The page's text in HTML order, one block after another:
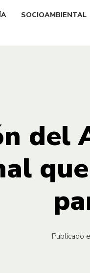
SOCIOAMBIENTAL
del
Publicado